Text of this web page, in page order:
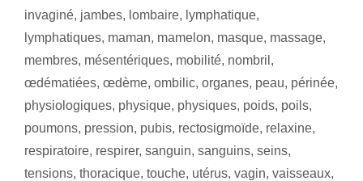
invaginé, jambes, lombaire, lymphatique,
lymphatiques, maman, mamelon, masque, massage,
membres, mésentériques, mobilité, nombril ,
œdématiées, œdème, ombilic, organes, peau, périnée,
physiologiques, physique, physiques, poids, poils,
poumons, pression, pubis, rectosigmoïde, relaxine,
respiratoire, respirer, sanguin, sanguins, seins,
tensions, thoracique, touche, utérus, vagin, vaisseaux,